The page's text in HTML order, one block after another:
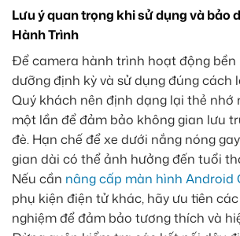
Lưu ý quan trọng khi sử dụng và bảo
Hành Trình
Để camera hành trình hoạt động bền
dưỡng định kỳ và sử dụng đúng cách
Quý khách nên định dạng lại thẻ nhớ
một lần để đảm bảo không gian lưu
đè. Hạn chế để xe dưới nắng nóng
gian dài có thể ảnh hưởng đến tuổi
Nếu cần nâng cấp màn hình Android
phụ kiện điện tử khác, hãy ưu tiên
nghiệm để đảm bảo tương thích và